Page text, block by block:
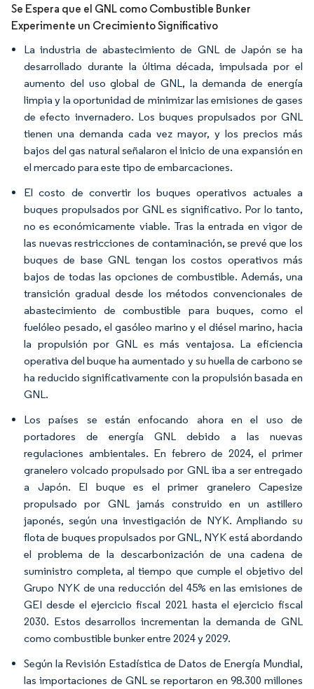
Se Espera que el GNL como Combustible Bunker
Experimente un Crecimiento Significativo
La industria de abastecimiento de GNL de Japón se ha
desarrollado durante la última década, impulsada por el
aumento del uso global de GNL, la demanda de energía
limpia y la oportunidad de minimizar las emisiones de gases
de efecto invernadero. Los buques propulsados por GNL
tienen una demanda cada vez mayor, y los precios más
bajos del gas natural señalaron el inicio de una expansión en
el mercado para este tipo de embarcaciones.
El costo de convertir los buques operativos actuales a
buques propulsados por GNL es significativo. Por lo tanto,
no es económicamente viable. Tras la entrada en vigor de
las nuevas restricciones de contaminación, se prevé que los
buques de base GNL tengan los costos operativos más
bajos de todas las opciones de combustible. Además, una
transición gradual desde los métodos convencionales de
abastecimiento de combustible para buques, como el
fuelóleo pesado, el gasóleo marino y el diésel marino, hacia
la propulsión por GNL es más ventajosa. La eficiencia
operativa del buque ha aumentado y su huella de carbono se
ha reducido significativamente con la propulsión basada en
GNL.
Los países se están enfocando ahora en el uso de
portadores de energía GNL debido a las nuevas
regulaciones ambientales. En febrero de 2024, el primer
granelero volcado propulsado por GNL iba a ser entregado
a Japón. El buque es el primer granelero Capesize
propulsado por GNL jamás construido en un astillero
japonés, según una investigación de NYK. Ampliando su
flota de buques propulsados por GNL, NYK está abordando
el problema de la descarbonización de una cadena de
suministro completa, al tiempo que cumple el objetivo del
Grupo NYK de una reducción del 45% en las emisiones de
GEI desde el ejercicio fiscal 2021 hasta el ejercicio fiscal
2030. Estos desarrollos incrementan la demanda de GNL
como combustible bunker entre 2024 y 2029.
Según la Revisión Estadística de Datos de Energía Mundial,
las importaciones de GNL se reportaron en 98.300 millones